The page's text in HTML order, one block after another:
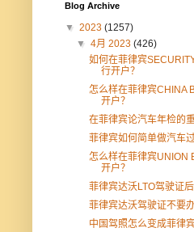
Blog Archive
▼ 2023 (1257)
▼4月 2023(426)
如何在菲律宾
行开户？
怎么样在菲律宾CHINA
开户？
在菲律宾论汽车年检的
菲律宾如何简单做汽车过
怎么样在菲律宾UNION
开户？
菲律宾达沃LTO驾驶证
菲律宾达沃驾驶证不要办
中国驾照怎么变成菲律